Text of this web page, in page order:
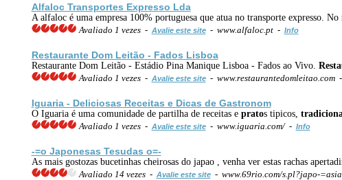
Alfaloc Transportes Expresso Lda
A alfaloc é uma empresa 100% portuguesa que atua no transporte expresso.
Avaliado 1 vezes - Avalie este site- www.alfaloc.pt - Info
Restaurante Dom Leitão - Fados Lisboa
Restaurante Dom Leitão - Estádio Pina Manique Lisboa - Fados ao Vivo.
Avaliado 1 vezes - Avalie este site- www.restaurantedomleitao.com -
Iguaria - Deliciosas Receitas e Dicas de Gastronom
O Iguaria é uma comunidade de partilha de receitas e pratos tipicos,
Avaliado 1 vezes - Avalie este site- www.iguaria.com/ - Info
-=o Japonesas Tesudas o=-
As mais gostozas bucetinhas cheirosas do japao , venha ver estas rachas
Avaliado 14 vezes - Avalie este site- www.69rio.com/s.pl?japo-